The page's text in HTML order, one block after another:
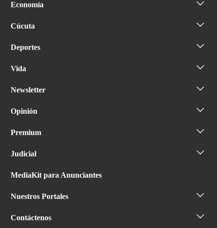
Economía
Cúcuta
Deportes
Vida
Newsletter
Opinión
Premium
Judicial
MediaKit para Anunciantes
Nuestros Portales
Contáctenos